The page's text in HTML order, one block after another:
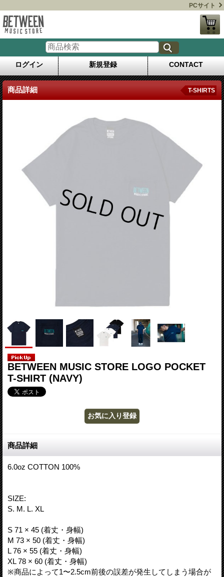
PCサイト
ログイン 新規登録 CONTACT
商品詳細 T-SHIRTS
BETWEEN MUSIC STORE LOGO POCKET
T-SHIRT (NAVY)
商品詳細
6.0oz COTTON 100%
SIZE:
S. M. L. XL
S 71 × 45 (着丈・身幅)
M 73 × 50 (着丈・身幅)
L 76 × 55 (着丈・身幅)
XL 78 × 60 (着丈・身幅)
※商品によって1〜2.5cm前後の誤差が発生してしまう場合が